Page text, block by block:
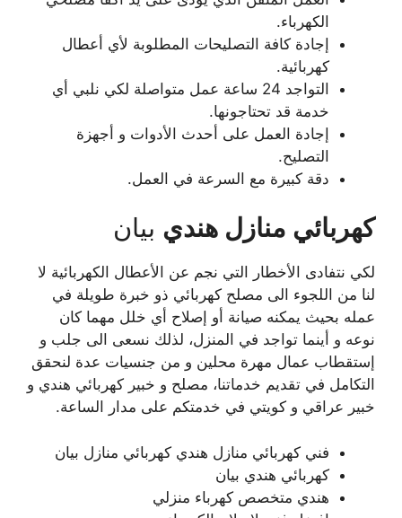
الكهرباء.
إجادة كافة التصليحات المطلوبة لأي أعطال
كهربائية.
التواجد 24 ساعة عمل متواصلة لكي نلبي أي
خدمة قد تحتاجونها.
إجادة العمل على أحدث الأدوات و أجهزة
التصليح.
دقة كبيرة مع السرعة في العمل.
كهربائي منازل هندي بيان
لكي نتفادى الأخطار التي نجم عن الأعطال الكهربائية لا
لنا من اللجوء الى مصلح كهربائي ذو خبرة طويلة في
عمله بحيث يمكنه صيانة أو إصلاح أي خلل مهما كان
نوعه و أينما تواجد في المنزل، لذلك نسعى الى جلب و
إستقطاب عمال مهرة محلين و من جنسيات عدة لنحقق
التكامل في تقديم خدماتنا، مصلح و خبير كهربائي هندي و
خبير عراقي و كويتي في خدمتكم على مدار الساعة.
فني كهربائي منازل هندي كهربائي منازل بيان
كهربائي هندي بيان
هندي متخصص كهرباء منزلي